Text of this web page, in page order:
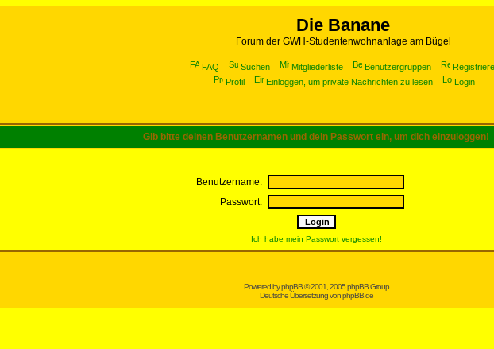
Die Banane
Forum der GWH-Studentenwohnanlage am Bügel
FAQ Suchen Mitgliederliste Benutzergruppen
Profil
Einloggen, um private Nachrichten zu lesen Login
Gib bitte deinen Benutzernamen und dein Passwort ein, um dich einzuloggen!
Benutzername:
Passwort:
Ich habe mein Passwort vergessen!
Powered byphpBB© 2001, 2005 phpBB Group
Deutsche Übersetzung vonphpBB.de